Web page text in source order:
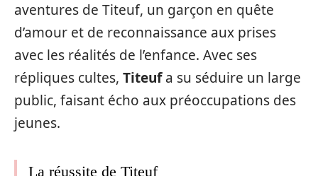
aventures de Titeuf, un garçon en quête
d’amour et de reconnaissance aux prises
avec les réalités de l’enfance. Avec ses
répliques cultes, Titeufa su séduire un large
public, faisant écho aux préoccupations des
jeunes.
La réussite de Titeuf